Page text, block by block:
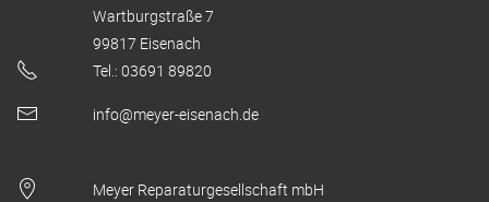
Wartburgstraße 7
99817 Eisenach
Tel.: 03691 89820
info@meyer-eisenach.de
Meyer Reparaturgesellschaft mbH